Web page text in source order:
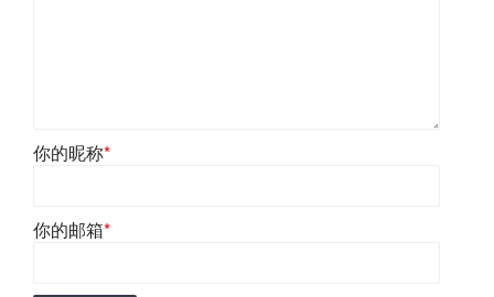
你的昵称*
你的邮箱*